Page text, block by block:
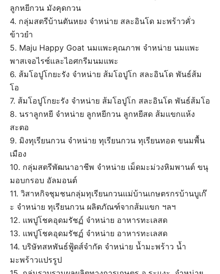
ลูกหยีกวน มังคุดกวน
4. กลุ่มสตรีบ้านตันหยง จำหน่าย สละอินโด มะพร้าวคั่ว
ข้าวยำ
5. Maju Happy Goat นมแพะคุณภาพ จำหน่าย นมแพะ
พาสเจอไรซ์และไอศกรีมนมแพะ
6. ส้มโอปูโกยะรัง จำหน่าย ส้มโอปูโก สละอินโด พันธ์ส้ม
โอ
7. ส้มโอปูโกยะรัง จำหน่าย ส้มโอปูโก สละอินโด พันธ์ส้มโอ
8. นราลูกหยี จำหน่าย ลูกหยีกวน ลูกหยีสด ส้มแขกแห้ง
สะตอ
9. มิงทุเรียนกวน จำหน่าย ทุเรียนกวน ทุเรียนทอด ขนมพื้น
เมือง
10. กลุ่มสตรีพัฒนาอาชีพ จำหน่าย เม็ดมะม่วงหิมพานต์ ขนุ
มอบกรอบ อัลมอนต์
11. วิสาหกิจชุมชนกลุ่มทุเรียนกวนแม่บ้านเกษตรกรบ้านบูเก๊
ะ จำหน่าย ทุเรียนกวน ผลิตภัณฑ์จากส้มแขก ฯลฯ
12. แพปูโชคอุดมรัชฏ์ จำหน่าย อาหารทะเลสด
13. แพปูโชคอุดมรัชฏ์ จำหน่าย อาหารทะเลสด
14. บริษัทสหพันธ์ฟู้ดส์จํากัด จำหน่าย น้ำมะพร้าว น้ำ
มะพร้าวแปรรูป